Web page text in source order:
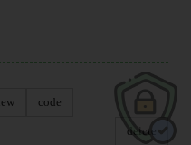
code
delete